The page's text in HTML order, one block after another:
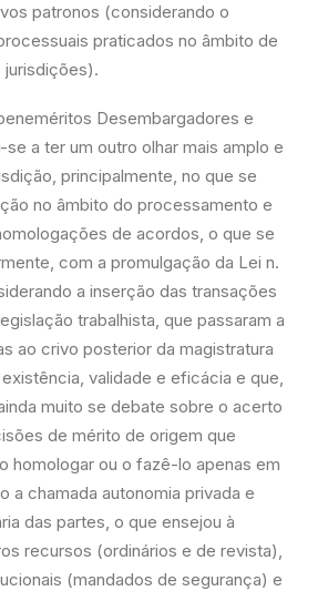
patronos (considerando o
praticados no âmbito de
Desembargadores e
a ter um outro olhar mais amplo e
principalmente, no que se
no âmbito do processamento e
de acordos, o que se
com a promulgação da Lei n.
a inserção das transações
trabalhista, que passaram a
ao crivo posterior da magistratura
validade e eficácia e que,
muito se debate sobre o acerto
de mérito de origem que
homologar ou o fazê-lo apenas em
a chamada autonomia privada e
das partes, o que ensejou à
recursos (ordinários e de revista),
(mandados de segurança) e